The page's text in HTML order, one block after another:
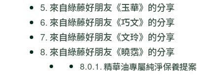
來自綠藤好朋友《玉華》的分享
來自綠藤好朋友《巧文》的分享
來自綠藤好朋友《文玲》的分享
來自綠藤好朋友《曉霑》的分享
精華油專屬純淨保養提案